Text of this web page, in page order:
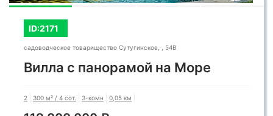
ID:2171
садоводческое товарищество Сутугинское, , 54В
Вилла с панорамой на Море
2 300 м² / 4 сот. 3-комн 0,05 км